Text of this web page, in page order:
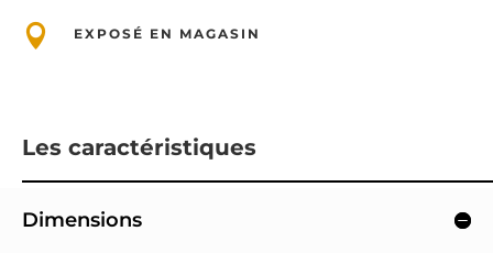
 EXPOSÉ EN MAGASIN
Les caractéristiques
Dimensions